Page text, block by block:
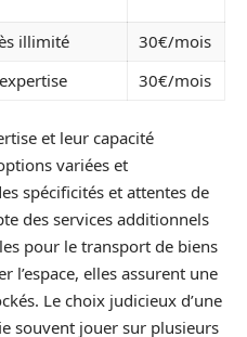
illimité
30€/mois
30€/mois
et leur capacité
variées et
spécificités et attentes de
des services additionnels
pour le transport de biens
l’espace, elles assurent une
Le choix judicieux d’une
souvent jouer sur plusieurs